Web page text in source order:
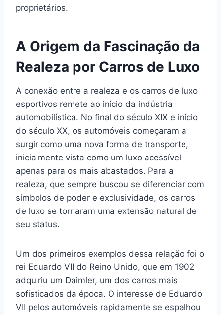
proprietários.
A Origem da Fascinação da
Realeza por Carros de Luxo
A conexão entre a realeza e os carros de luxo
esportivos remete ao início da indústria
automobilística. No final do século XIX e início
do século XX, os automóveis começaram a
surgir como uma nova forma de transporte,
inicialmente vista como um luxo acessível
apenas para os mais abastados. Para a
realeza, que sempre buscou se diferenciar com
símbolos de poder e exclusividade, os carros
de luxo se tornaram uma extensão natural de
seu status.
Um dos primeiros exemplos dessa relação foi o
rei Eduardo VII do Reino Unido, que em 1902
adquiriu um Daimler, um dos carros mais
sofisticados da época. O interesse de Eduardo
VII pelos automóveis rapidamente se espalhou